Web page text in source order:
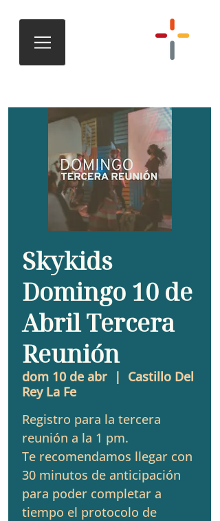
Skykids
Domingo 10 de
Abril Tercera
Reunión
dom 10 de abr
  |
Castillo Del
Rey La Fe
Registro para la tercera
reunión a la 1 pm.
Te recomendamos llegar con
30 minutos de anticipación
para poder completar a
tiempo el protocolo de